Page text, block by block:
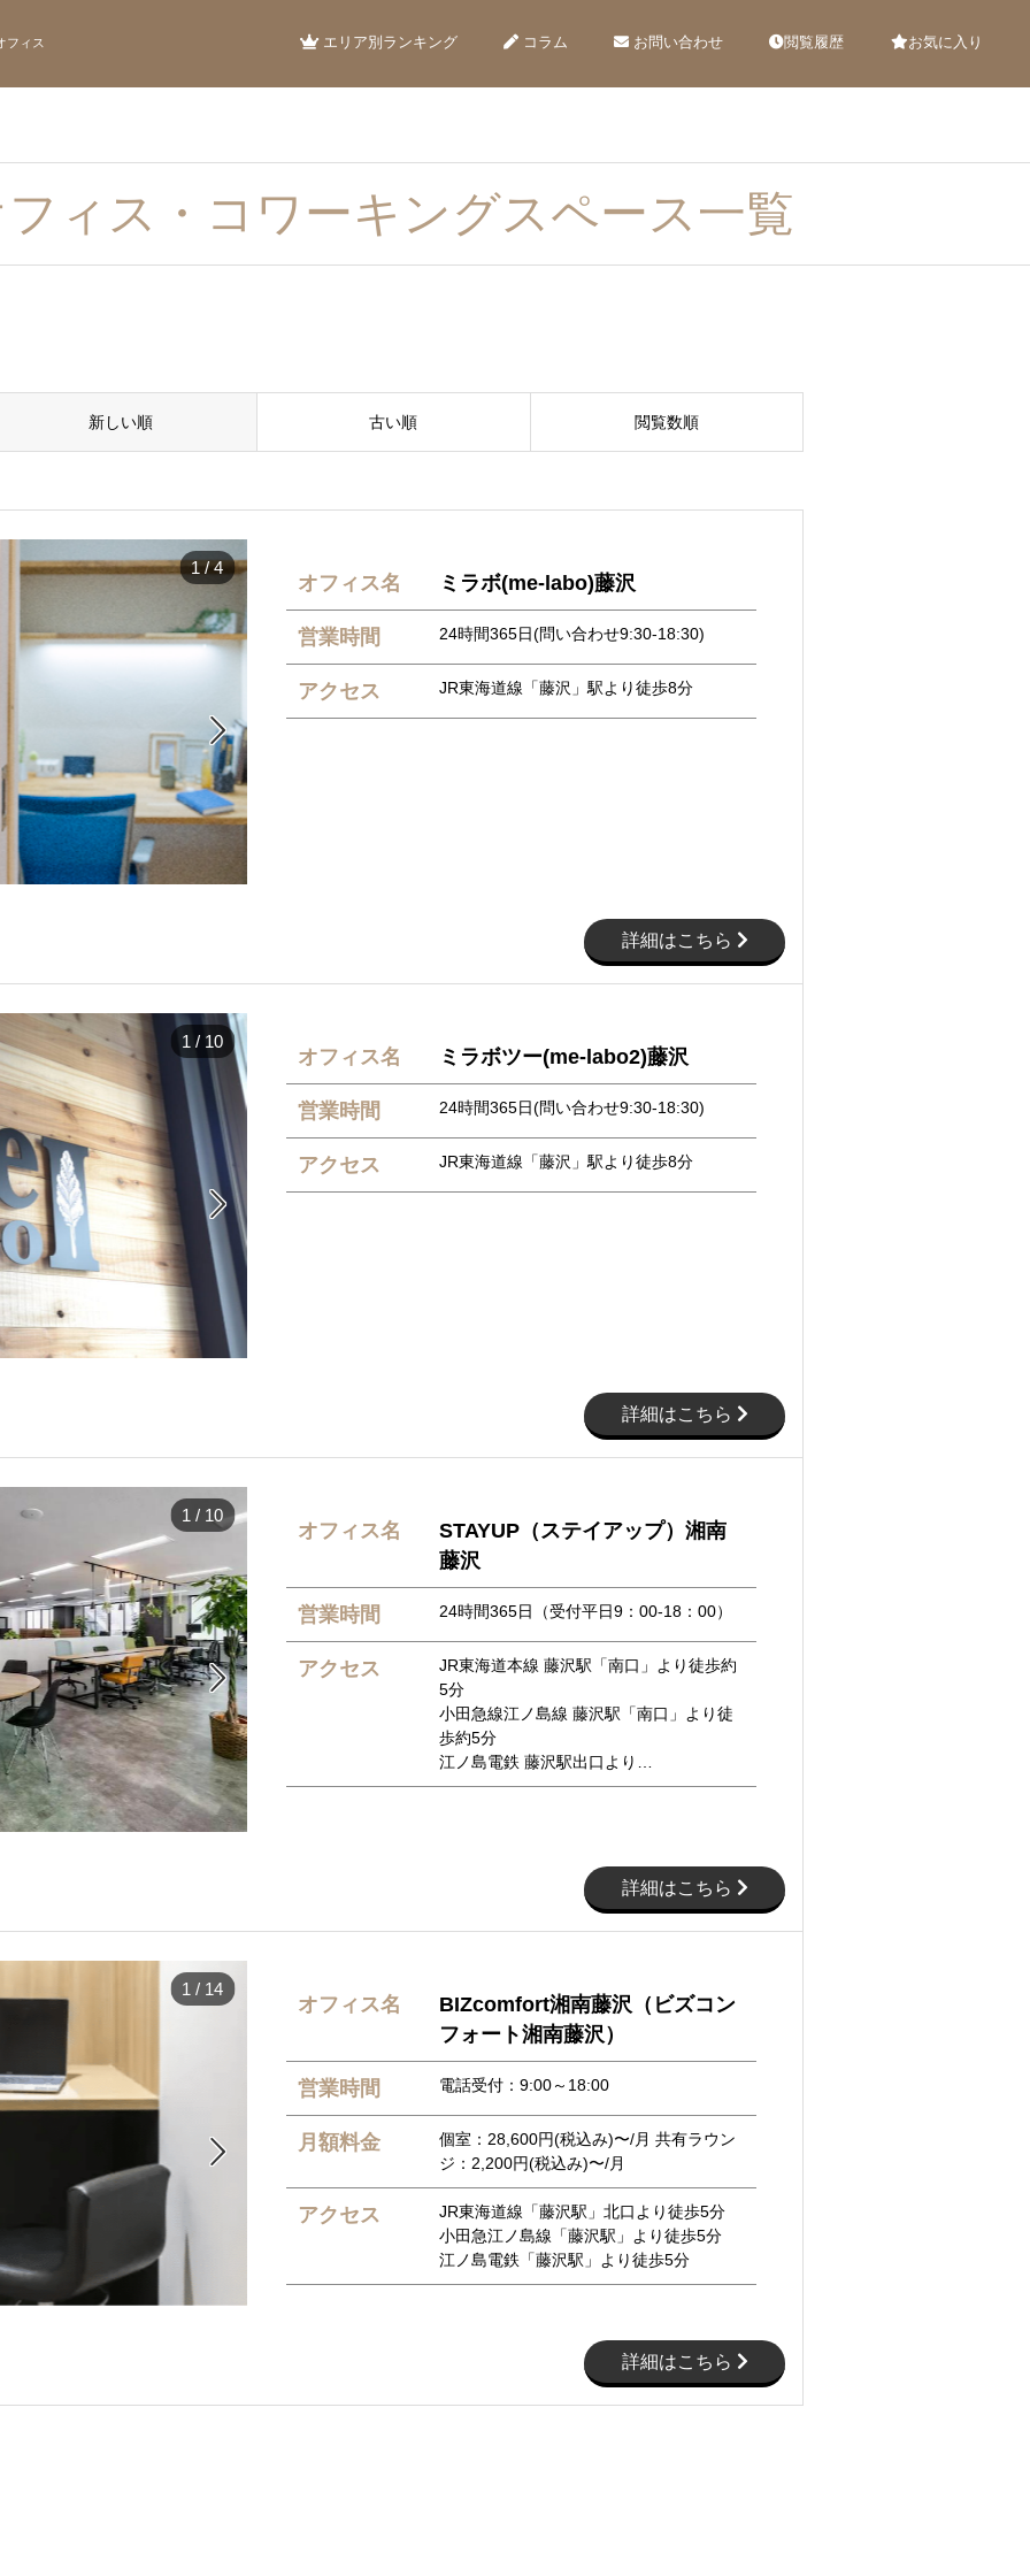
フィス エリア別ランキング コラム お問い合わせ 閲覧履歴 お気に入り
ィス・コワーキングスペース一覧
新しい順 古い順 閲覧数順

1/4
オフィス名 ミラボ(me-labo)藤沢
営業時間 24時間365日(問い合わせ9:30-18:30)
アクセス JR東海道線「藤沢」駅より徒歩8分​
詳細はこちら

1 / 10
オフィス名 ミラボツー(me-labo2)藤沢
営業時間 24時間365日(問い合わせ9:30-18:30)
アクセス JR東海道線「藤沢」駅より徒歩8分
詳細はこちら

1 / 10
オフィス名
STAYUP（ステイアップ）湘南
藤沢
営業時間 24時間365日（受付平日9：00-18：00）
アクセス
JR東海道本線 藤沢駅「南口」より徒歩約
5分
小田急線江ノ島線 藤沢駅「南口」より徒
歩約5分
江ノ島電鉄 藤沢駅出口より…
詳細はこちら

1 / 14
オフィス名
BIZcomfort湘南藤沢（ビズコン
フォート湘南藤沢）
営業時間 電話受付：9:00～18:00
月額料金
個室：28,600円(税込み)〜/月 共有ラウン
ジ：2,200円(税込み)〜/月
アクセス
JR東海道線「藤沢駅」北口より徒歩5分
小田急江ノ島線「藤沢駅」より徒歩5分
江ノ島電鉄「藤沢駅」より徒歩5分
詳細はこちら